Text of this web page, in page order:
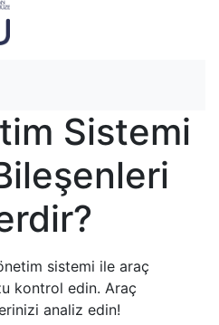
Sistemi
sistemi ile araç
kontrol edin. Araç
analiz edin!